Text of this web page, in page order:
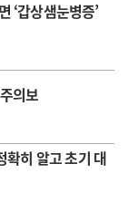
‘갑상샘눈병증’
의보
확히 알고 초기 대